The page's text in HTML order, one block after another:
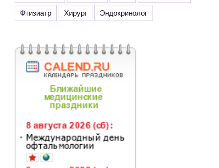
Фтизиатр
Хирург Эндокринолог